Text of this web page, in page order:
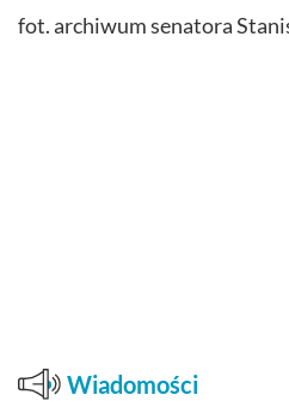
fot. archiwum senatora
Wiadomości